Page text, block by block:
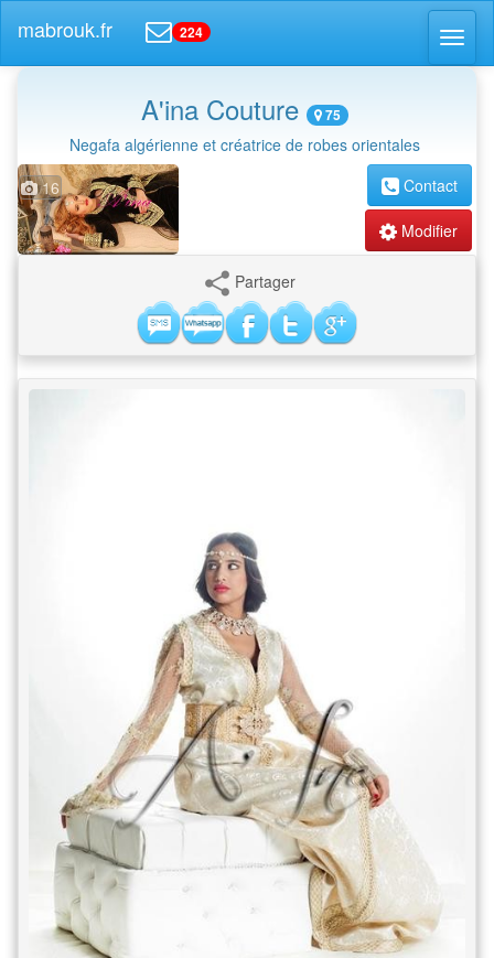
mabrouk.fr 224
A'ina Couture 75
Negafa algérienne et créatrice de robes orientales
16
Contact
Modifier
Partager